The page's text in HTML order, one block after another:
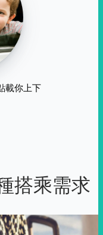
載你上下
搭乘需求